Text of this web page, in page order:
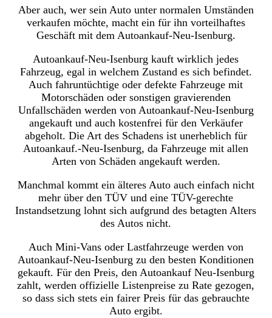
Aber auch, wer sein Auto unter normalen Umständen
verkaufen möchte, macht ein für ihn vorteilhaftes
Geschäft mit dem Autoankauf-Neu-Isenburg.
Autoankauf-Neu-Isenburg kauft wirklich jedes
Fahrzeug, egal in welchem Zustand es sich befindet.
Auch fahruntüchtige oder defekte Fahrzeuge mit
Motorschäden oder sonstigen gravierenden
Unfallschäden werden von Autoankauf-Neu-Isenburg
angekauft und auch kostenfrei für den Verkäufer
abgeholt. Die Art des Schadens ist unerheblich für
Autoankauf.-Neu-Isenburg, da Fahrzeuge mit allen
Arten von Schäden angekauft werden.
Manchmal kommt ein älteres Auto auch einfach nicht
mehr über den TÜV und eine TÜV-gerechte
Instandsetzung lohnt sich aufgrund des betagten Alters
des Autos nicht.
Auch Mini-Vans oder Lastfahrzeuge werden von
Autoankauf-Neu-Isenburg zu den besten Konditionen
gekauft. Für den Preis, den Autoankauf Neu-Isenburg
zahlt, werden offizielle Listenpreise zu Rate gezogen,
so dass sich stets ein fairer Preis für das gebrauchte
Auto ergibt.